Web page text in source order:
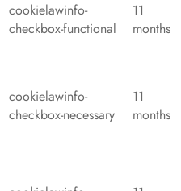
cookielawinfo-
checkbox-functional
11
months
cookielawinfo-
checkbox-necessary
11
months